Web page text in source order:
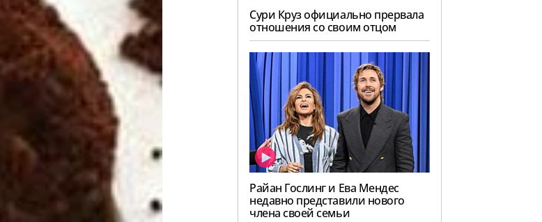
Сури Круз официально прервала
отношения со своим отцом
Райан Гослинг и Ева Мендес
недавно представили нового
члена своей семьи